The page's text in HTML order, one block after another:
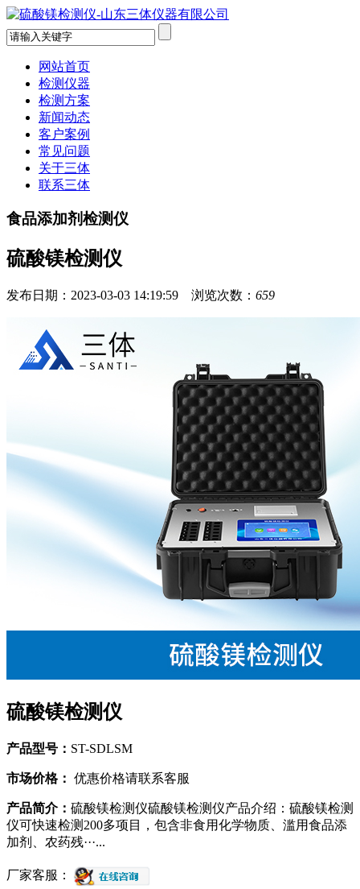
网站首页
检测仪器
检测方案
新闻动态
客户案例
常见问题
关于三体
联系三体
食品添加剂检测仪
硫酸镁检测仪
发布日期：2023-03-03 14:19:59 浏览次数： 659
硫酸镁检测仪
产品型号： ST-SDLSM
市场价格： 优惠价格请联系客服
产品简介： 硫酸镁检测仪硫酸镁检测仪产品介绍：硫酸镁检测
仪可快速检测200多项目，包含非食用化学物质、滥用食品添
加剂、农药残···...
厂家客服：